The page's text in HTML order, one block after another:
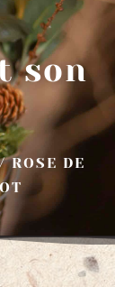
son
ROSE DE